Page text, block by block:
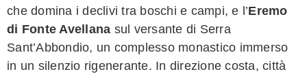
che domina i declivi tra boschi e campi, e l’Eremo
di Fonte Avellana sul versante di Serra
Sant’Abbondio, un complesso monastico immerso
in un silenzio rigenerante. In direzione costa, città